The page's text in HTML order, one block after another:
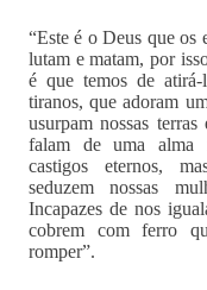
“Este é o Deus que os
lutam e matam, por
é que temos de
tiranos, que adoram
usurpam nossas
falam de uma alma
castigos eternos,
seduzem nossas
Incapazes de nos
cobrem com ferro
romper”.